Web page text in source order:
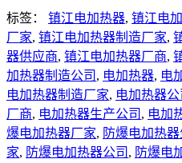
标签： 镇江电加热器, 镇江电
厂家, 镇江电加热器制造厂家,
器供应商, 镇江电加热器厂商,
加热器制造公司 , 电加热器, 电
电加热器制造厂家, 电加热器公
厂商, 电加热器生产公司 , 电加
爆电加热器厂家, 防爆电加热
家, 防爆电加热器公司 , 防爆电